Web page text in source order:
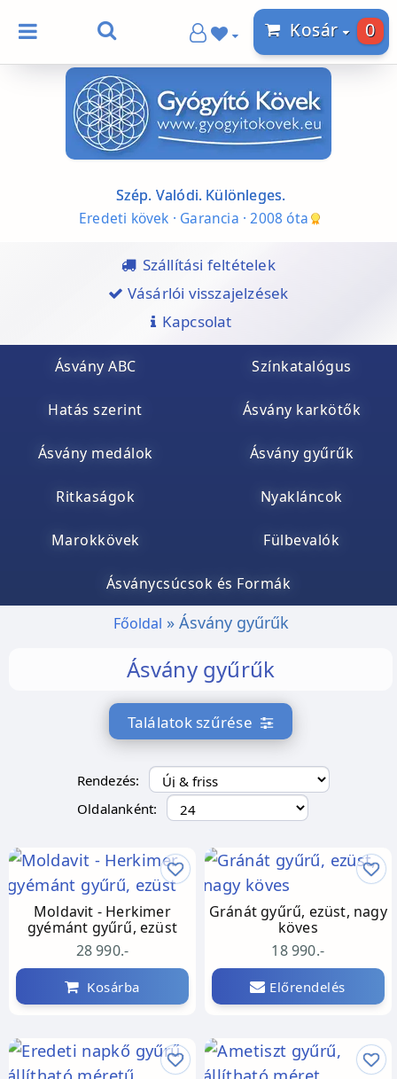
Kosár 0
Szép. Valódi. Különleges.
Eredeti kövek · Garancia · 2008 óta
Szállítási feltételek
Vásárlói visszajelzések
Kapcsolat
Ásvány ABC Színkatalógus
Hatás szerint Ásvány karkötők
Ásvány medálok Ásvány gyűrűk
Ritkaságok Nyakláncok
Marokkövek Fülbevalók
Ásványcsúcsok és Formák
Főoldal Ásvány gyűrűk
Ásvány gyűrűk
Találatok szűrése
Rendezés:
Oldalanként:
Moldavit - Herkimer
gyémánt gyűrű, ezüst
28 990.-
Kosárba
Gránát gyűrű, ezüst, nagy
köves
18 990.-
Előrendelés